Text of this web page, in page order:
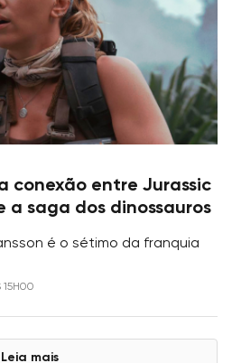
conexão entre Jurassic
a saga dos dinossauros
é o sétimo da franquia
15H00
Leia mais